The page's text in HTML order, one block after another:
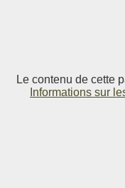
Le contenu de cette
Informations sur